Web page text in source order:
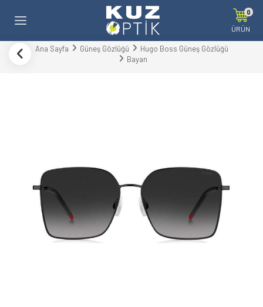
0
ÜRÜN
Ana Sayfa Güneş Gözlüğü
Hugo Boss Güneş Gözlüğü
Bayan